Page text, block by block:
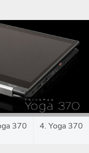
370 4. Yoga 370